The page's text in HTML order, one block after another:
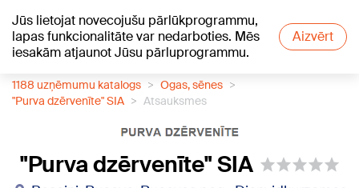
Jūs lietojat novecojušu pārlūkprogrammu,
lapas funkcionalitāte var nedarboties. Mēs
iesakām atjaunot Jūsu pārluprogrammu.
Aizvērt
+20°C
1188 uzņēmumu katalogs
Ogas, sēnes
"Purva dzērvenīte" SIA
Atsauksmes
"Purva dzērvenīte" SIA